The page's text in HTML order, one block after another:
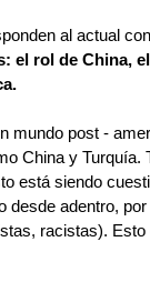
al actual
el rol de China,
mundo post -
China y Turquía.
está siendo
desde adentro,
racistas).